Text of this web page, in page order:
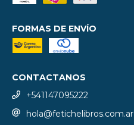
FORMAS DE ENVÍO
CONTACTANOS
+541147095222
hola@fetichelibros.com.ar